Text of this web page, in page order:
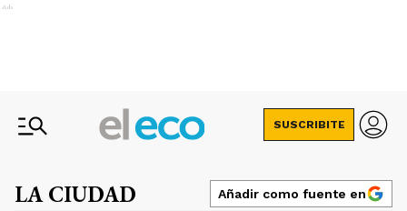
Ads
SUSCRIBITE
LA CIUDAD Añadir como fuente en